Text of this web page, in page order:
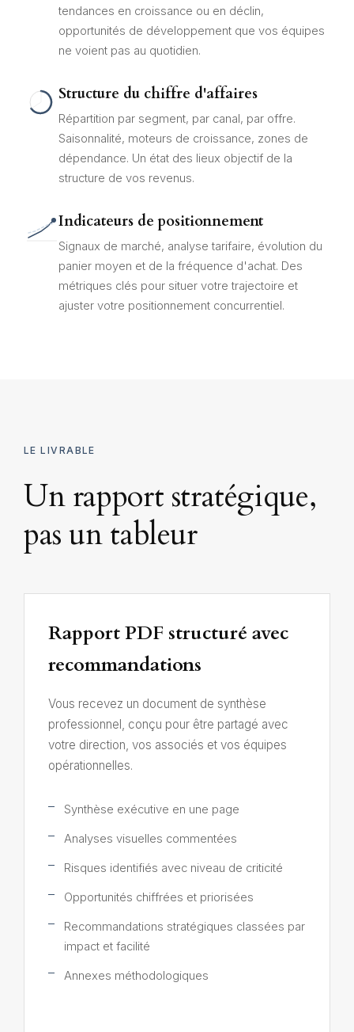
tendances en croissance ou en déclin,
opportunités de développement que vos équipes
ne voient pas au quotidien.
Structure du chiffre d'affaires
Répartition par segment, par canal, par offre.
Saisonnalité, moteurs de croissance, zones de
dépendance. Un état des lieux objectif de la
structure de vos revenus.
Indicateurs de positionnement
Signaux de marché, analyse tarifaire, évolution du
panier moyen et de la fréquence d'achat. Des
métriques clés pour situer votre trajectoire et
ajuster votre positionnement concurrentiel.
LE LIVRABLE
Un rapport stratégique,
pas un tableur
Rapport PDF structuré avec
recommandations
Vous recevez un document de synthèse
professionnel, conçu pour être partagé avec
votre direction, vos associés et vos équipes
opérationnelles.
Synthèse exécutive en une page
Analyses visuelles commentées
Risques identifiés avec niveau de criticité
Opportunités chiffrées et priorisées
Recommandations stratégiques classées par
impact et facilité
Annexes méthodologiques